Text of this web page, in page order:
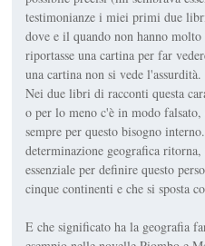
testimonianze i miei primi due
dove e il quando non hanno
riportasse una cartina per far
una cartina non si vede l'assurdità.
Nei due libri di racconti questa
o per lo meno c'è in modo
sempre per questo bisogno
determinazione geografica
essenziale per definire questo
cinque continenti e che si sposta
E che significato ha la geografia